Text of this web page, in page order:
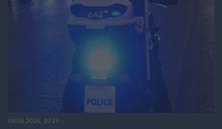
09.08.2026, 07:29